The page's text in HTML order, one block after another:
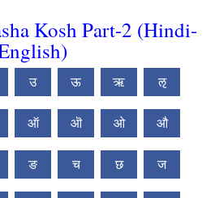
Kosh Part-2 (Hindi-
उ ऊ ऋ ऌ
ऑ ऒ ओ औ
ङ च छ ज